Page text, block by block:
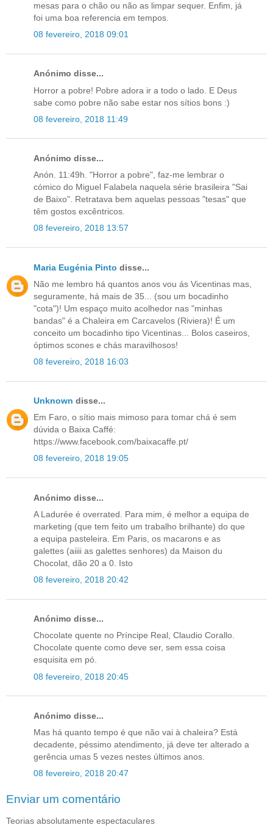
mesas para o chão ou não as limpar sequer. Enfim, já
foi uma boa referencia em tempos.
08 fevereiro, 2018 09:01
Anónimo disse...
Horror a pobre! Pobre adora ir a todo o lado. E Deus
sabe como pobre não sabe estar nos sítios bons :)
08 fevereiro, 2018 11:49
Anónimo disse...
Anón. 11:49h. "Horror a pobre", faz-me lembrar o
cómico do Miguel Falabela naquela série brasileira "Sai
de Baixo". Retratava bem aquelas pessoas "tesas" que
têm gostos excêntricos.
08 fevereiro, 2018 13:57
Maria Eugénia Pinto disse...
Não me lembro há quantos anos vou ás Vicentinas mas,
seguramente, há mais de 35... (sou um bocadinho
"cota")! Um espaço muito acolhedor nas "minhas
bandas" é a Chaleira em Carcavelos (Riviera)! É um
conceito um bocadinho tipo Vicentinas... Bolos caseiros,
óptimos scones e chás maravilhosos!
08 fevereiro, 2018 16:03
Unknown disse...
Em Faro, o sítio mais mimoso para tomar chá é sem
dúvida o Baixa Caffé:
https://www.facebook.com/baixacaffe.pt/
08 fevereiro, 2018 19:05
Anónimo disse...
A Ladurée é overrated. Para mim, é melhor a equipa de
marketing (que tem feito um trabalho brilhante) do que
a equipa pasteleira. Em Paris, os macarons e as
galettes (aiiii as galettes senhores) da Maison du
Chocolat, dão 20 a 0. Isto
08 fevereiro, 2018 20:42
Anónimo disse...
Chocolate quente no Príncipe Real, Claudio Corallo.
Chocolate quente como deve ser, sem essa coisa
esquisita em pó.
08 fevereiro, 2018 20:45
Anónimo disse...
Mas há quanto tempo é que não vai à chaleira? Está
decadente, péssimo atendimento, já deve ter alterado a
gerência umas 5 vezes nestes últimos anos.
08 fevereiro, 2018 20:47
Enviar um comentário
Teorias absolutamente espectaculares